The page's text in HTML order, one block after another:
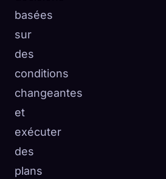
basées
sur
des
conditions
changeantes
et
exécuter
des
plans